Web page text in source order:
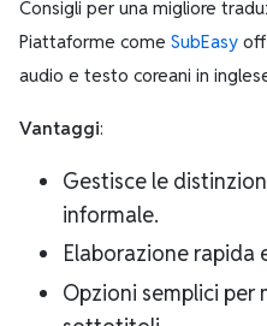
Consigli per una migliore
Piattaforme come SubEasy
audio e testo coreani in
Vantaggi:
Gestisce le
informale.
Elaborazione rapida
Opzioni semplici per